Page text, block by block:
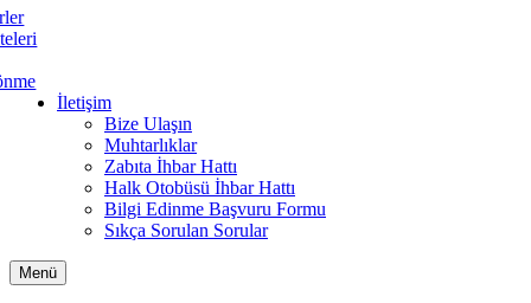
İletişim
Bize Ulaşın
Muhtarlıklar
Zabıta İhbar Hattı
Halk Otobüsü İhbar Hattı
Bilgi Edinme Başvuru Formu
Sıkça Sorulan Sorular
Menü